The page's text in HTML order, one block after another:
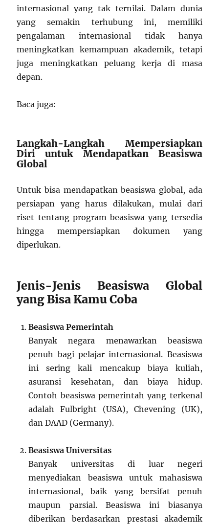
internasional yang tak ternilai. Dalam dunia
yang semakin terhubung ini, memiliki
pengalaman internasional tidak hanya
meningkatkan kemampuan akademik, tetapi
juga meningkatkan peluang kerja di masa
depan.
Baca juga:
Langkah-Langkah Mempersiapkan
Diri untuk Mendapatkan Beasiswa
Global
Untuk bisa mendapatkan beasiswa global, ada
persiapan yang harus dilakukan, mulai dari
riset tentang program beasiswa yang tersedia
hingga mempersiapkan dokumen yang
diperlukan.
Jenis-Jenis Beasiswa Global
yang Bisa Kamu Coba
Beasiswa Pemerintah
Banyak negara menawarkan beasiswa
penuh bagi pelajar internasional. Beasiswa
ini sering kali mencakup biaya kuliah,
asuransi kesehatan, dan biaya hidup.
Contoh beasiswa pemerintah yang terkenal
adalah Fulbright (USA), Chevening (UK),
dan DAAD (Germany).
Beasiswa Universitas
Banyak universitas di luar negeri
menyediakan beasiswa untuk mahasiswa
internasional, baik yang bersifat penuh
maupun parsial. Beasiswa ini biasanya
diberikan berdasarkan prestasi akademik